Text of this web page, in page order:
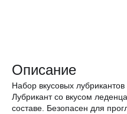
Описание
Набор вкусовых
Лубрикант со вкусом
составе. Безопасен для